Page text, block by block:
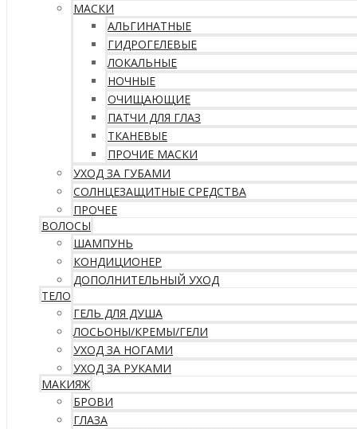
МАСКИ
АЛЬГИНАТНЫЕ
ГИДРОГЕЛЕВЫЕ
ЛОКАЛЬНЫЕ
НОЧНЫЕ
ОЧИЩАЮЩИЕ
ПАТЧИ ДЛЯ ГЛАЗ
ТКАНЕВЫЕ
ПРОЧИЕ МАСКИ
УХОД ЗА ГУБАМИ
СОЛНЦЕЗАЩИТНЫЕ СРЕДСТВА
ПРОЧЕЕ
ВОЛОСЫ
ШАМПУНЬ
КОНДИЦИОНЕР
ДОПОЛНИТЕЛЬНЫЙ УХОД
ТЕЛО
ГЕЛЬ ДЛЯ ДУША
ЛОСЬОНЫ/КРЕМЫ/ГЕЛИ
УХОД ЗА НОГАМИ
УХОД ЗА РУКАМИ
МАКИЯЖ
БРОВИ
ГЛАЗА